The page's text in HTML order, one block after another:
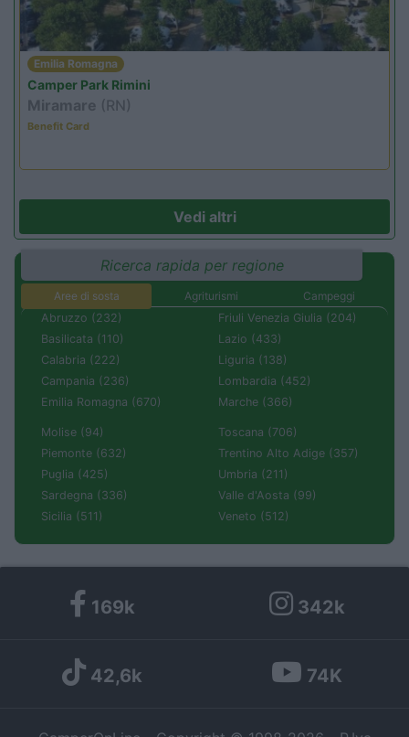
Emilia Romagna
Camper Park Rimini
Miramare (RN)
Benefit Card
Vedi altri
Ricerca rapida per regione
Aree di sosta Agriturismi
Campeggi
Abruzzo (232)
Basilicata (110)
Calabria (222)
Campania (236)
Emilia Romagna (670)
Friuli Venezia Giulia (204)
Lazio (433)
Liguria (138)
Lombardia (452)
Marche (366)
Molise (94)
Piemonte (632)
Puglia (425)
Sardegna (336)
Sicilia (511)
Toscana (706)
Trentino Alto Adige (357)
Umbria (211)
Valle d'Aosta (99)
Veneto (512)
169k 342k
42,6k 74K